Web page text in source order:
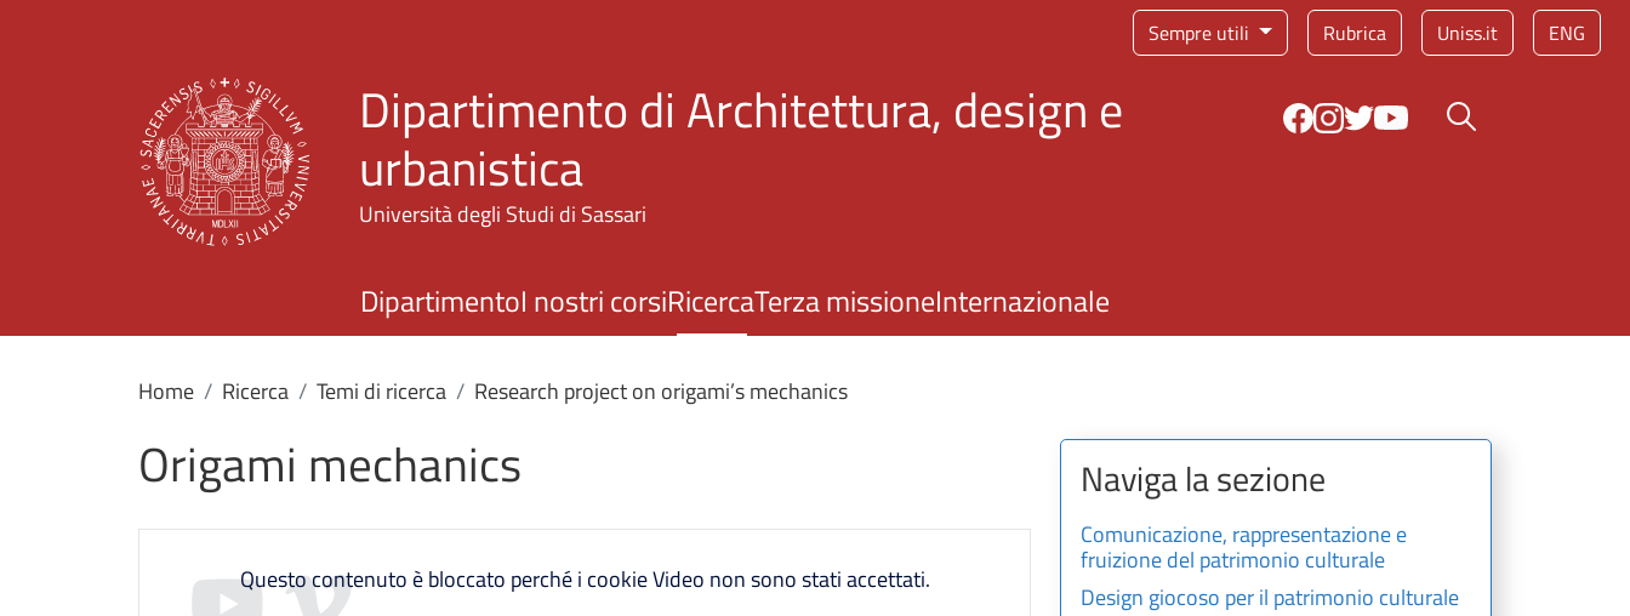
Sempre utili Rubrica Uniss.it ENG
Dipartimento di Architettura, design e
urbanistica
Università degli Studi di Sassari
Bottone cerca
DipartimentoI nostri corsiRicercaTerza missioneInternazionale
Home Ricerca Temi di ricerca Research project on origami’s mechanics
Origami mechanics
Questo contenuto è bloccato perché i cookie Video non sono stati accettati.
Naviga la sezione
Comunicazione, rappresentazione e
fruizione del patrimonio culturale
Design giocoso per il patrimonio culturale